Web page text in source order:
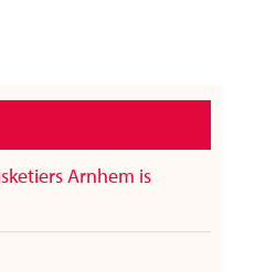
Arnhem is